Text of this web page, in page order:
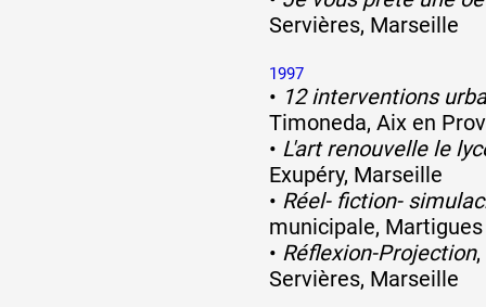
Servières, Marseille
1997
• 12 interventions
Timoneda, Aix en
• L'art renouvelle le
Exupéry, Marseille
• Réel- fiction-
municipale, Martigues
• Réflexion-Projection
Servières, Marseille